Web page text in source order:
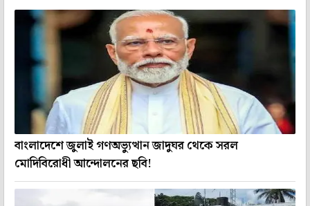
বাংলাদেশে জুলাই গণঅভ্যুত্থান জাদুঘর থেকে সরল
মোদিবিরোধী আন্দোলনের ছবি!